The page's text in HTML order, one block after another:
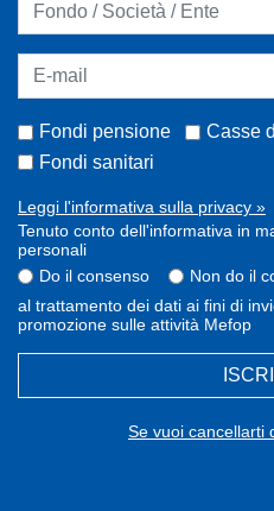
Fondi pensione
Casse
Fondi sanitari
Leggi l'informativa sulla privacy »
Tenuto conto dell'informativa in
personali
Do il consenso
Non do il
al trattamento dei dati ai fini di
promozione sulle attività Mefop
Se vuoi cancellarti